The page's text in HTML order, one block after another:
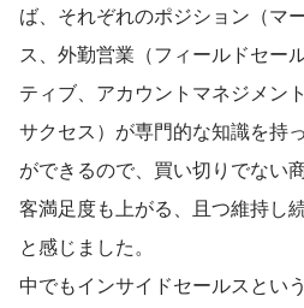
ば、それぞれのポジション（マ
ス、外勤営業（フィールドセー
ティブ、アカウントマネジメン
サクセス）が専門的な知識を持
ができるので、買い切りでない
客満足度も上がる、且つ維持し
と感じました。
中でもインサイドセールスとい